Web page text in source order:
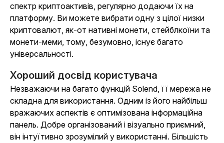
спектр криптоактивів, регулярно додаючи їх на
платформу. Ви можете вибрати одну з цілої низки
криптовалют, як-от нативні монети, стейблкоїни та
монети-меми, тому, безумовно, існує багато
універсальності.
Хороший досвід користувача
Незважаючи на багато функцій Solend, її мережа не
складна для використання. Одним із його найбільш
вражаючих аспектів є оптимізована інформаційна
панель. Добре організований і візуально приємний,
він інтуїтивно зрозумілий у використанні. Більшість